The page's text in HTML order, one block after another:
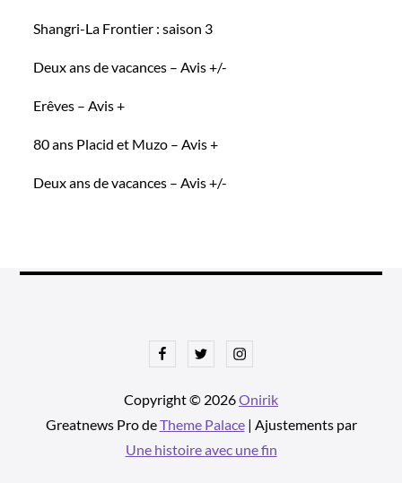
Shangri-La Frontier : saison 3
Deux ans de vacances – Avis +/-
Erêves – Avis +
80 ans Placid et Muzo – Avis +
Deux ans de vacances – Avis +/-
FacebookTwitterInstagram
Copyright © 2026Onirik
Greatnews Pro deTheme Palace| Ajustements par
Une histoire avec une fin